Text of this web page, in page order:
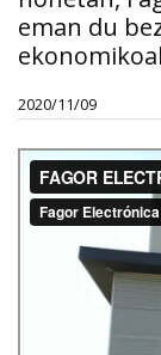
eman du
2020/11/09